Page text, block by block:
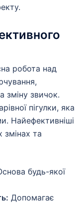
робота над
зміну звичок.
пігулки, яка
Найефективніші
та
будь-якої
Допомагає